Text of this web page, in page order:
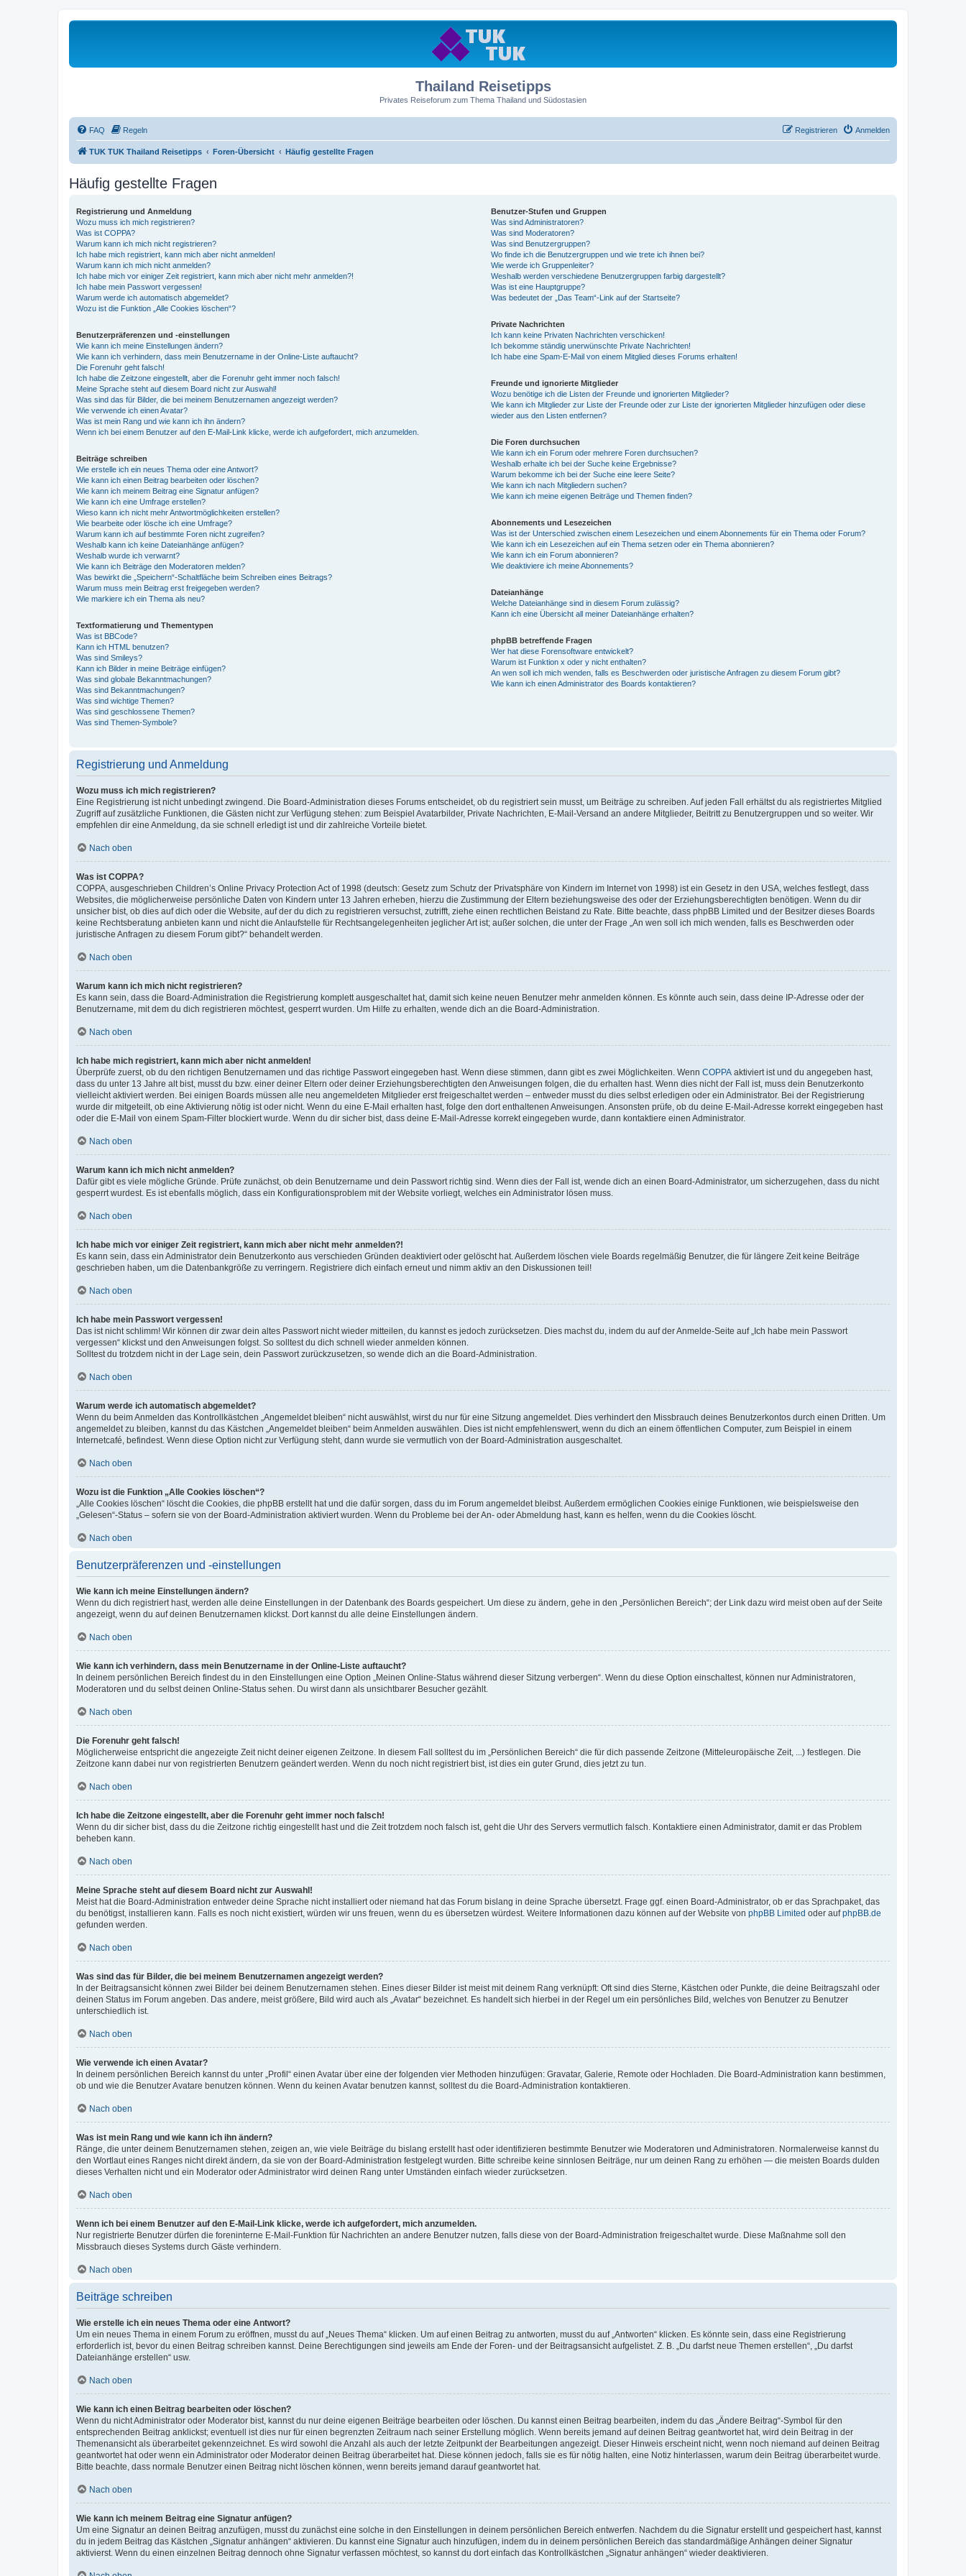
Thailand Reisetipps
Privates Reiseforum zum Thema Thailand und Südostasien
FAQ Regeln Anmelden
Registrieren
TUK TUK Thailand Reisetipps Foren-Übersicht Häufig gestellte Fragen
Häufig gestellte Fragen
Registrierung und Anmeldung
Wozu muss ich mich registrieren?
Was ist COPPA?
Warum kann ich mich nicht registrieren?
Ich habe mich registriert, kann mich aber nicht anmelden!
Warum kann ich mich nicht anmelden?
Ich habe mich vor einiger Zeit registriert, kann mich aber nicht mehr anmelden?!
Ich habe mein Passwort vergessen!
Warum werde ich automatisch abgemeldet?
Wozu ist die Funktion „Alle Cookies löschen“?
Benutzerpräferenzen und -einstellungen
Wie kann ich meine Einstellungen ändern?
Wie kann ich verhindern, dass mein Benutzername in der Online-Liste auftaucht?
Die Forenuhr geht falsch!
Ich habe die Zeitzone eingestellt, aber die Forenuhr geht immer noch falsch!
Meine Sprache steht auf diesem Board nicht zur Auswahl!
Was sind das für Bilder, die bei meinem Benutzernamen angezeigt werden?
Wie verwende ich einen Avatar?
Was ist mein Rang und wie kann ich ihn ändern?
Wenn ich bei einem Benutzer auf den E-Mail-Link klicke, werde ich aufgefordert, mich anzumelden.
Beiträge schreiben
Wie erstelle ich ein neues Thema oder eine Antwort?
Wie kann ich einen Beitrag bearbeiten oder löschen?
Wie kann ich meinem Beitrag eine Signatur anfügen?
Wie kann ich eine Umfrage erstellen?
Wieso kann ich nicht mehr Antwortmöglichkeiten erstellen?
Wie bearbeite oder lösche ich eine Umfrage?
Warum kann ich auf bestimmte Foren nicht zugreifen?
Weshalb kann ich keine Dateianhänge anfügen?
Weshalb wurde ich verwarnt?
Wie kann ich Beiträge den Moderatoren melden?
Was bewirkt die „Speichern“-Schaltfläche beim Schreiben eines Beitrags?
Warum muss mein Beitrag erst freigegeben werden?
Wie markiere ich ein Thema als neu?
Textformatierung und Thementypen
Was ist BBCode?
Kann ich HTML benutzen?
Was sind Smileys?
Kann ich Bilder in meine Beiträge einfügen?
Was sind globale Bekanntmachungen?
Was sind Bekanntmachungen?
Was sind wichtige Themen?
Was sind geschlossene Themen?
Was sind Themen-Symbole?
Benutzer-Stufen und Gruppen
Was sind Administratoren?
Was sind Moderatoren?
Was sind Benutzergruppen?
Wo finde ich die Benutzergruppen und wie trete ich ihnen bei?
Wie werde ich Gruppenleiter?
Weshalb werden verschiedene Benutzergruppen farbig dargestellt?
Was ist eine Hauptgruppe?
Was bedeutet der „Das Team“-Link auf der Startseite?
Private Nachrichten
Ich kann keine Privaten Nachrichten verschicken!
Ich bekomme ständig unerwünschte Private Nachrichten!
Ich habe eine Spam-E-Mail von einem Mitglied dieses Forums erhalten!
Freunde und ignorierte Mitglieder
Wozu benötige ich die Listen der Freunde und ignorierten Mitglieder?
Wie kann ich Mitglieder zur Liste der Freunde oder zur Liste der ignorierten Mitglieder hinzufügen oder diese
wieder aus den Listen entfernen?
Die Foren durchsuchen
Wie kann ich ein Forum oder mehrere Foren durchsuchen?
Weshalb erhalte ich bei der Suche keine Ergebnisse?
Warum bekomme ich bei der Suche eine leere Seite?
Wie kann ich nach Mitgliedern suchen?
Wie kann ich meine eigenen Beiträge und Themen finden?
Abonnements und Lesezeichen
Was ist der Unterschied zwischen einem Lesezeichen und einem Abonnements für ein Thema oder Forum?
Wie kann ich ein Lesezeichen auf ein Thema setzen oder ein Thema abonnieren?
Wie kann ich ein Forum abonnieren?
Wie deaktiviere ich meine Abonnements?
Dateianhänge
Welche Dateianhänge sind in diesem Forum zulässig?
Kann ich eine Übersicht all meiner Dateianhänge erhalten?
phpBB betreffende Fragen
Wer hat diese Forensoftware entwickelt?
Warum ist Funktion x oder y nicht enthalten?
An wen soll ich mich wenden, falls es Beschwerden oder juristische Anfragen zu diesem Forum gibt?
Wie kann ich einen Administrator des Boards kontaktieren?
Registrierung und Anmeldung
Wozu muss ich mich registrieren?
Eine Registrierung ist nicht unbedingt zwingend. Die Board-Administration dieses Forums entscheidet, ob du registriert sein musst, um Beiträge zu schreiben. Auf jeden Fall erhältst du als registriertes Mitglied
Zugriff auf zusätzliche Funktionen, die Gästen nicht zur Verfügung stehen: zum Beispiel Avatarbilder, Private Nachrichten, E-Mail-Versand an andere Mitglieder, Beitritt zu Benutzergruppen und so weiter. Wir
empfehlen dir eine Anmeldung, da sie schnell erledigt ist und dir zahlreiche Vorteile bietet.
Nach oben
Was ist COPPA?
COPPA, ausgeschrieben Children’s Online Privacy Protection Act of 1998 (deutsch: Gesetz zum Schutz der Privatsphäre von Kindern im Internet von 1998) ist ein Gesetz in den USA, welches festlegt, dass
Websites, die möglicherweise persönliche Daten von Kindern unter 13 Jahren erheben, hierzu die Zustimmung der Eltern beziehungsweise des oder der Erziehungsberechtigten benötigen. Wenn du dir
unsicher bist, ob dies auf dich oder die Website, auf der du dich zu registrieren versuchst, zutrifft, ziehe einen rechtlichen Beistand zu Rate. Bitte beachte, dass phpBB Limited und der Besitzer dieses Boards
keine Rechtsberatung anbieten kann und nicht die Anlaufstelle für Rechtsangelegenheiten jeglicher Art ist; außer solchen, die unter der Frage „An wen soll ich mich wenden, falls es Beschwerden oder
juristische Anfragen zu diesem Forum gibt?“ behandelt werden.
Nach oben
Warum kann ich mich nicht registrieren?
Es kann sein, dass die Board-Administration die Registrierung komplett ausgeschaltet hat, damit sich keine neuen Benutzer mehr anmelden können. Es könnte auch sein, dass deine IP-Adresse oder der
Benutzername, mit dem du dich registrieren möchtest, gesperrt wurden. Um Hilfe zu erhalten, wende dich an die Board-Administration.
Nach oben
Ich habe mich registriert, kann mich aber nicht anmelden!
Überprüfe zuerst, ob du den richtigen Benutzernamen und das richtige Passwort eingegeben hast. Wenn diese stimmen, dann gibt es zwei Möglichkeiten. Wenn COPPA aktiviert ist und du angegeben hast,
dass du unter 13 Jahre alt bist, musst du bzw. einer deiner Eltern oder deiner Erziehungsberechtigten den Anweisungen folgen, die du erhalten hast. Wenn dies nicht der Fall ist, muss dein Benutzerkonto
vielleicht aktiviert werden. Bei einigen Boards müssen alle neu angemeldeten Mitglieder erst freigeschaltet werden – entweder musst du dies selbst erledigen oder ein Administrator. Bei der Registrierung
wurde dir mitgeteilt, ob eine Aktivierung nötig ist oder nicht. Wenn du eine E-Mail erhalten hast, folge den dort enthaltenen Anweisungen. Ansonsten prüfe, ob du deine E-Mail-Adresse korrekt eingegeben hast
oder die E-Mail von einem Spam-Filter blockiert wurde. Wenn du dir sicher bist, dass deine E-Mail-Adresse korrekt eingegeben wurde, dann kontaktiere einen Administrator.
Nach oben
Warum kann ich mich nicht anmelden?
Dafür gibt es viele mögliche Gründe. Prüfe zunächst, ob dein Benutzername und dein Passwort richtig sind. Wenn dies der Fall ist, wende dich an einen Board-Administrator, um sicherzugehen, dass du nicht
gesperrt wurdest. Es ist ebenfalls möglich, dass ein Konfigurationsproblem mit der Website vorliegt, welches ein Administrator lösen muss.
Nach oben
Ich habe mich vor einiger Zeit registriert, kann mich aber nicht mehr anmelden?!
Es kann sein, dass ein Administrator dein Benutzerkonto aus verschieden Gründen deaktiviert oder gelöscht hat. Außerdem löschen viele Boards regelmäßig Benutzer, die für längere Zeit keine Beiträge
geschrieben haben, um die Datenbankgröße zu verringern. Registriere dich einfach erneut und nimm aktiv an den Diskussionen teil!
Nach oben
Ich habe mein Passwort vergessen!
Das ist nicht schlimm! Wir können dir zwar dein altes Passwort nicht wieder mitteilen, du kannst es jedoch zurücksetzen. Dies machst du, indem du auf der Anmelde-Seite auf „Ich habe mein Passwort
vergessen“ klickst und den Anweisungen folgst. So solltest du dich schnell wieder anmelden können.
Solltest du trotzdem nicht in der Lage sein, dein Passwort zurückzusetzen, so wende dich an die Board-Administration.
Nach oben
Warum werde ich automatisch abgemeldet?
Wenn du beim Anmelden das Kontrollkästchen „Angemeldet bleiben“ nicht auswählst, wirst du nur für eine Sitzung angemeldet. Dies verhindert den Missbrauch deines Benutzerkontos durch einen Dritten. Um
angemeldet zu bleiben, kannst du das Kästchen „Angemeldet bleiben“ beim Anmelden auswählen. Dies ist nicht empfehlenswert, wenn du dich an einem öffentlichen Computer, zum Beispiel in einem
Internetcafé, befindest. Wenn diese Option nicht zur Verfügung steht, dann wurde sie vermutlich von der Board-Administration ausgeschaltet.
Nach oben
Wozu ist die Funktion „Alle Cookies löschen“?
„Alle Cookies löschen“ löscht die Cookies, die phpBB erstellt hat und die dafür sorgen, dass du im Forum angemeldet bleibst. Außerdem ermöglichen Cookies einige Funktionen, wie beispielsweise den
„Gelesen“-Status – sofern sie von der Board-Administration aktiviert wurden. Wenn du Probleme bei der An- oder Abmeldung hast, kann es helfen, wenn du die Cookies löscht.
Nach oben
Benutzerpräferenzen und -einstellungen
Wie kann ich meine Einstellungen ändern?
Wenn du dich registriert hast, werden alle deine Einstellungen in der Datenbank des Boards gespeichert. Um diese zu ändern, gehe in den „Persönlichen Bereich“; der Link dazu wird meist oben auf der Seite
angezeigt, wenn du auf deinen Benutzernamen klickst. Dort kannst du alle deine Einstellungen ändern.
Nach oben
Wie kann ich verhindern, dass mein Benutzername in der Online-Liste auftaucht?
In deinem persönlichen Bereich findest du in den Einstellungen eine Option „Meinen Online-Status während dieser Sitzung verbergen“. Wenn du diese Option einschaltest, können nur Administratoren,
Moderatoren und du selbst deinen Online-Status sehen. Du wirst dann als unsichtbarer Besucher gezählt.
Nach oben
Die Forenuhr geht falsch!
Möglicherweise entspricht die angezeigte Zeit nicht deiner eigenen Zeitzone. In diesem Fall solltest du im „Persönlichen Bereich“ die für dich passende Zeitzone (Mitteleuropäische Zeit, ...) festlegen. Die
Zeitzone kann dabei nur von registrierten Benutzern geändert werden. Wenn du noch nicht registriert bist, ist dies ein guter Grund, dies jetzt zu tun.
Nach oben
Ich habe die Zeitzone eingestellt, aber die Forenuhr geht immer noch falsch!
Wenn du dir sicher bist, dass du die Zeitzone richtig eingestellt hast und die Zeit trotzdem noch falsch ist, geht die Uhr des Servers vermutlich falsch. Kontaktiere einen Administrator, damit er das Problem
beheben kann.
Nach oben
Meine Sprache steht auf diesem Board nicht zur Auswahl!
Meist hat die Board-Administration entweder deine Sprache nicht installiert oder niemand hat das Forum bislang in deine Sprache übersetzt. Frage ggf. einen Board-Administrator, ob er das Sprachpaket, das
du benötigst, installieren kann. Falls es noch nicht existiert, würden wir uns freuen, wenn du es übersetzen würdest. Weitere Informationen dazu können auf der Website von phpBB Limited oder aufphpBB.de
gefunden werden.
Nach oben
Was sind das für Bilder, die bei meinem Benutzernamen angezeigt werden?
In der Beitragsansicht können zwei Bilder bei deinem Benutzernamen stehen. Eines dieser Bilder ist meist mit deinem Rang verknüpft: Oft sind dies Sterne, Kästchen oder Punkte, die deine Beitragszahl oder
deinen Status im Forum angeben. Das andere, meist größere, Bild wird auch als „Avatar“ bezeichnet. Es handelt sich hierbei in der Regel um ein persönliches Bild, welches von Benutzer zu Benutzer
unterschiedlich ist.
Nach oben
Wie verwende ich einen Avatar?
In deinem persönlichen Bereich kannst du unter „Profil“ einen Avatar über eine der folgenden vier Methoden hinzufügen: Gravatar, Galerie, Remote oder Hochladen. Die Board-Administration kann bestimmen,
ob und wie die Benutzer Avatare benutzen können. Wenn du keinen Avatar benutzen kannst, solltest du die Board-Administration kontaktieren.
Nach oben
Was ist mein Rang und wie kann ich ihn ändern?
Ränge, die unter deinem Benutzernamen stehen, zeigen an, wie viele Beiträge du bislang erstellt hast oder identifizieren bestimmte Benutzer wie Moderatoren und Administratoren. Normalerweise kannst du
den Wortlaut eines Ranges nicht direkt ändern, da sie von der Board-Administration festgelegt wurden. Bitte schreibe keine sinnlosen Beiträge, nur um deinen Rang zu erhöhen — die meisten Boards dulden
dieses Verhalten nicht und ein Moderator oder Administrator wird deinen Rang unter Umständen einfach wieder zurücksetzen.
Nach oben
Wenn ich bei einem Benutzer auf den E-Mail-Link klicke, werde ich aufgefordert, mich anzumelden.
Nur registrierte Benutzer dürfen die foreninterne E-Mail-Funktion für Nachrichten an andere Benutzer nutzen, falls diese von der Board-Administration freigeschaltet wurde. Diese Maßnahme soll den
Missbrauch dieses Systems durch Gäste verhindern.
Nach oben
Beiträge schreiben
Wie erstelle ich ein neues Thema oder eine Antwort?
Um ein neues Thema in einem Forum zu eröffnen, musst du auf „Neues Thema“ klicken. Um auf einen Beitrag zu antworten, musst du auf „Antworten“ klicken. Es könnte sein, dass eine Registrierung
erforderlich ist, bevor du einen Beitrag schreiben kannst. Deine Berechtigungen sind jeweils am Ende der Foren- und der Beitragsansicht aufgelistet. Z. B. „Du darfst neue Themen erstellen“, „Du darfst
Dateianhänge erstellen“ usw.
Nach oben
Wie kann ich einen Beitrag bearbeiten oder löschen?
Wenn du nicht Administrator oder Moderator bist, kannst du nur deine eigenen Beiträge bearbeiten oder löschen. Du kannst einen Beitrag bearbeiten, indem du das „Ändere Beitrag“-Symbol für den
entsprechenden Beitrag anklickst; eventuell ist dies nur für einen begrenzten Zeitraum nach seiner Erstellung möglich. Wenn bereits jemand auf deinen Beitrag geantwortet hat, wird dein Beitrag in der
Themenansicht als überarbeitet gekennzeichnet. Es wird sowohl die Anzahl als auch der letzte Zeitpunkt der Bearbeitungen angezeigt. Dieser Hinweis erscheint nicht, wenn noch niemand auf deinen Beitrag
geantwortet hat oder wenn ein Administrator oder Moderator deinen Beitrag überarbeitet hat. Diese können jedoch, falls sie es für nötig halten, eine Notiz hinterlassen, warum dein Beitrag überarbeitet wurde.
Bitte beachte, dass normale Benutzer einen Beitrag nicht löschen können, wenn bereits jemand darauf geantwortet hat.
Nach oben
Wie kann ich meinem Beitrag eine Signatur anfügen?
Um eine Signatur an deinen Beitrag anzufügen, musst du zunächst eine solche in den Einstellungen in deinem persönlichen Bereich entwerfen. Nachdem du die Signatur erstellt und gespeichert hast, kannst
du in jedem Beitrag das Kästchen „Signatur anhängen“ aktivieren. Du kannst eine Signatur auch hinzufügen, indem du in deinem persönlichen Bereich das standardmäßige Anhängen deiner Signatur
aktivierst. Wenn du einen einzelnen Beitrag dennoch ohne Signatur verfassen möchtest, so kannst du dort einfach das Kontrollkästchen „Signatur anhängen“ wieder deaktivieren.